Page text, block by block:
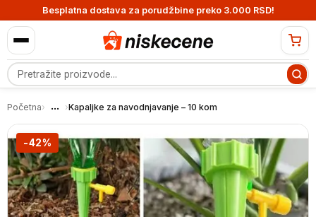
Besplatna dostava za porudžbine preko 3.000 RSD!
Pretraga proizvoda
Početna› ... ›Kapaljke za navodnjavanje – 10 kom
-42%